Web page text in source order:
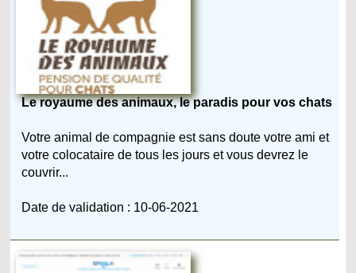
Le royaume des animaux, le paradis pour vos chats
Votre animal de compagnie est sans doute votre ami et
votre colocataire de tous les jours et vous devrez le
couvrir...
Date de validation : 10-06-2021